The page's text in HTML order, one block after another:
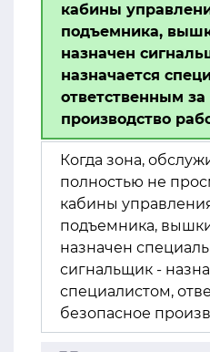
кабины
подъемника,
назначен
назначается
ответственным за
производство
Когда зона,
полностью не
кабины
подъемника,
назначен
сигнальщик -
специалистом,
безопасное